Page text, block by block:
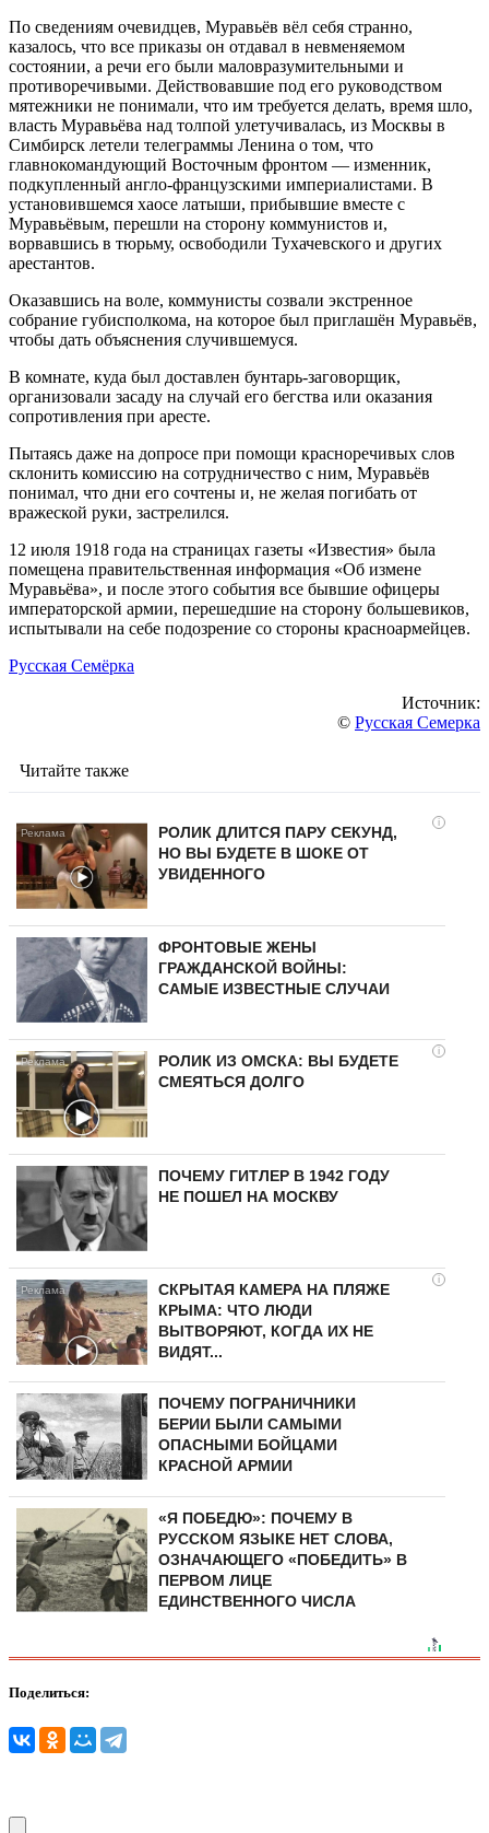
По сведениям очевидцев, Муравьёв вёл себя странно,
казалось, что все приказы он отдавал в невменяемом
состоянии, а речи его были маловразумительными и
противоречивыми. Действовавшие под его руководством
мятежники не понимали, что им требуется делать, время шло,
власть Муравьёва над толпой улетучивалась, из Москвы в
Симбирск летели телеграммы Ленина о том, что
главнокомандующий Восточным фронтом — изменник,
подкупленный англо-французскими империалистами. В
установившемся хаосе латыши, прибывшие вместе с
Муравьёвым, перешли на сторону коммунистов и,
ворвавшись в тюрьму, освободили Тухачевского и других
арестантов.
Оказавшись на воле, коммунисты созвали экстренное
собрание губисполкома, на которое был приглашён Муравьёв,
чтобы дать объяснения случившемуся.
В комнате, куда был доставлен бунтарь-заговорщик,
организовали засаду на случай его бегства или оказания
сопротивления при аресте.
Пытаясь даже на допросе при помощи красноречивых слов
склонить комиссию на сотрудничество с ним, Муравьёв
понимал, что дни его сочтены и, не желая погибать от
вражеской руки, застрелился.
12 июля 1918 года на страницах газеты «Известия» была
помещена правительственная информация «Об измене
Муравьёва», и после этого события все бывшие офицеры
императорской армии, перешедшие на сторону большевиков,
испытывали на себе подозрение со стороны красноармейцев.
Русская Семёрка
Источник:
© Русская Семерка
Читайте также
i
РОЛИК ДЛИТСЯ ПАРУ СЕКУНД,
НО ВЫ БУДЕТЕ В ШОКЕ ОТ
УВИДЕННОГО
ФРОНТОВЫЕ ЖЕНЫ
ГРАЖДАНСКОЙ ВОЙНЫ:
САМЫЕ ИЗВЕСТНЫЕ СЛУЧАИ
i
РОЛИК ИЗ ОМСКА: ВЫ БУДЕТЕ
СМЕЯТЬСЯ ДОЛГО
ПОЧЕМУ ГИТЛЕР В 1942 ГОДУ
НЕ ПОШЕЛ НА МОСКВУ
i
СКРЫТАЯ КАМЕРА НА ПЛЯЖЕ
КРЫМА: ЧТО ЛЮДИ
ВЫТВОРЯЮТ, КОГДА ИХ НЕ
ВИДЯТ...
ПОЧЕМУ ПОГРАНИЧНИКИ
БЕРИИ БЫЛИ САМЫМИ
ОПАСНЫМИ БОЙЦАМИ
КРАСНОЙ АРМИИ
«Я ПОБЕДЮ»: ПОЧЕМУ В
РУССКОМ ЯЗЫКЕ НЕТ СЛОВА,
ОЗНАЧАЮЩЕГО «ПОБЕДИТЬ» В
ПЕРВОМ ЛИЦЕ
ЕДИНСТВЕННОГО ЧИСЛА
Поделиться: